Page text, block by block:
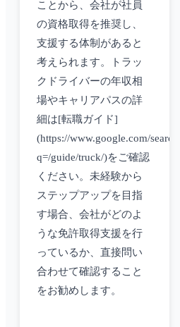
ことから、会社が社員
の資格取得を推奨し、
支援する体制があると
考えられます。トラッ
クドライバーの年収相
場やキャリアパスの詳
細は[転職ガイド]
(https://www.google.com/search?
q=/guide/truck/)をご確認
ください。未経験から
ステップアップを目指
す場合、会社がどのよ
うな免許取得支援を行
っているか、直接問い
合わせて確認すること
をお勧めします。